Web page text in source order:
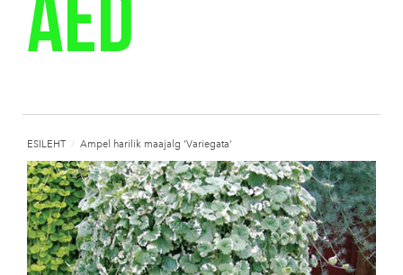
aed
ESILEHT / Ampel harilik maajalg 'Variegata'